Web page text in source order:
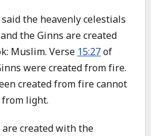
the heavenly celestials
the Ginns are created
Muslim. Verse 15:27 of
were created from fire.
created from fire cannot
light.
created with the